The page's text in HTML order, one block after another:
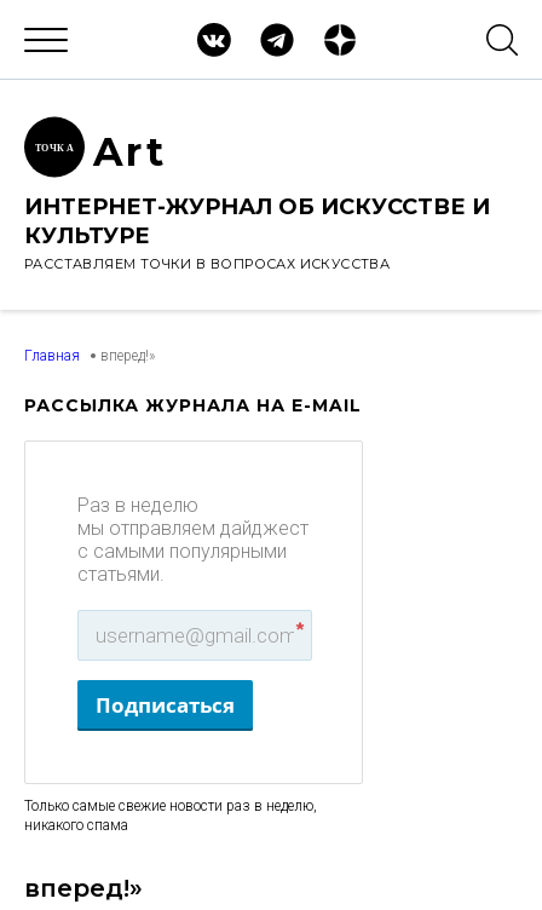
ТОЧК А Art
ИНТЕРНЕТ-ЖУРНАЛ ОБ ИСКУССТВЕ И
КУЛЬТУРЕ
РАССТАВЛЯЕМ ТОЧКИ В ВОПРОСАХ ИСКУССТВА
Главная вперед!»
РАССЫЛКА ЖУРНАЛА НА E-MAIL
Раз в неделю
мы отправляем дайджест
с самыми популярными
статьями.
*
Подписаться
Только самые свежие новости раз в неделю,
никакого спама
вперед!»